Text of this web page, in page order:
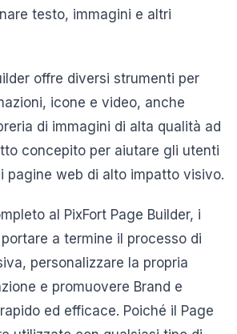
testo, immagini e altri
offre diversi strumenti per
icone e video, anche
di immagini di alta qualità ad
concepito per aiutare gli utenti
pagine web di alto impatto visivo.
al PixFort Page Builder, i
a termine il processo di
personalizzare la propria
e promuovere Brand e
ed efficace. Poiché il Page